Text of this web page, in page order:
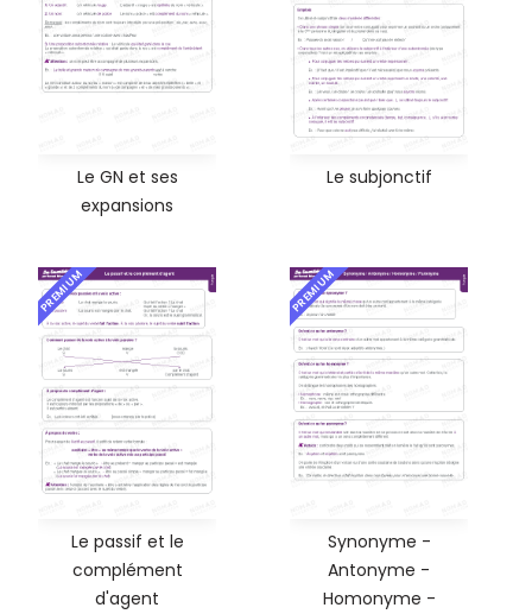
Le GN et ses
expansions
Le subjonctif
PREMIUM
Le passif et le
complément
d'agent
PREMIUM
Synonyme -
Antonyme -
Homonyme -